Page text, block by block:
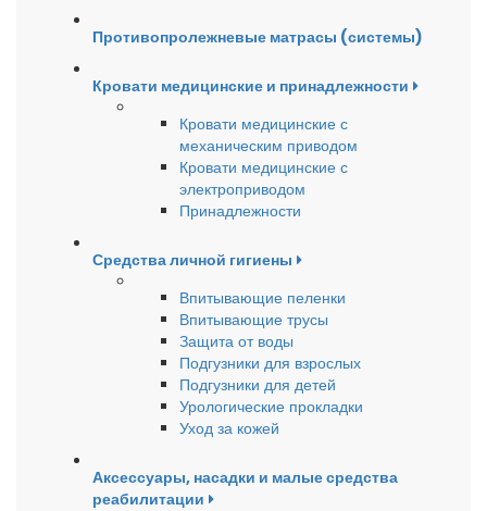
Противопролежневые матрасы (системы)
Кровати медицинские и принадлежности
Кровати медицинские с
механическим приводом
Кровати медицинские с
электроприводом
Принадлежности
Средства личной гигиены
Впитывающие пеленки
Впитывающие трусы
Защита от воды
Подгузники для взрослых
Подгузники для детей
Урологические прокладки
Уход за кожей
Аксессуары, насадки и малые средства
реабилитации